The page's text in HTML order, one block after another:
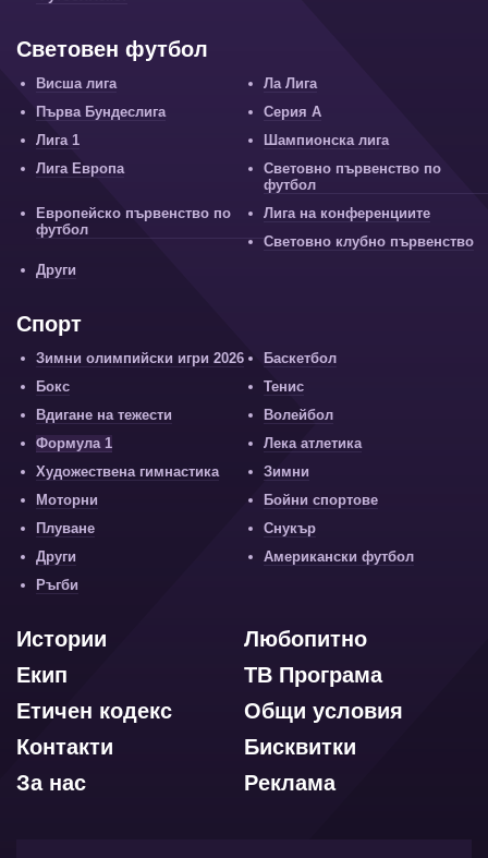
Световен футбол
Висша лига
Ла Лига
Първа Бундеслига
Серия А
Лига 1
Шампионска лига
Лига Европа
Световно първенство по
футбол
Европейско първенство по
футбол
Лига на конференциите
Световно клубно първенство
Други
Спорт
Зимни олимпийски игри 2026
Баскетбол
Бокс
Тенис
Вдигане на тежести
Волейбол
Формула 1
Лека атлетика
Художествена гимнастика
Зимни
Моторни
Бойни спортове
Плуване
Снукър
Други
Американски футбол
Ръгби
Любопитно
Истории
ТВ Програма
Екип
Общи условия
Етичен кодекс
Бисквитки
Контакти
Реклама
За нас